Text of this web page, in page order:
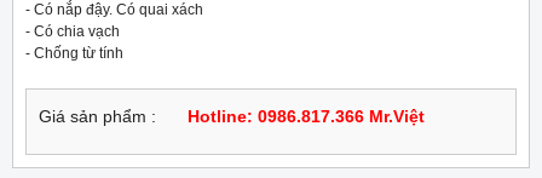
- Có nắp đậy. Có quai xách
- Có chia vạch
- Chống từ tính
Giá sản phẩm : Hotline: 0986.817.366 Mr.Việt